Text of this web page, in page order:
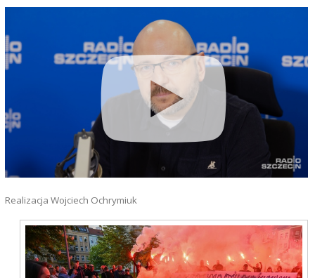
Realizacja Wojciech Ochrymiuk